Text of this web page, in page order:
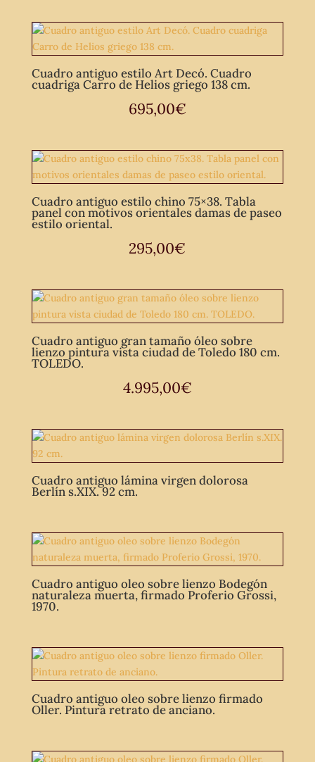
Cuadro antiguo estilo Art Decó. Cuadro
cuadriga Carro de Helios griego 138 cm.
695,00€
Cuadro antiguo estilo chino 75×38. Tabla
panel con motivos orientales damas de paseo
estilo oriental.
295,00€
Cuadro antiguo gran tamaño óleo sobre
lienzo pintura vista ciudad de Toledo 180 cm.
TOLEDO.
4.995,00€
Cuadro antiguo lámina virgen dolorosa
Berlín s.XIX. 92 cm.
Cuadro antiguo oleo sobre lienzo Bodegón
naturaleza muerta, firmado Proferio Grossi,
1970.
Cuadro antiguo oleo sobre lienzo firmado
Oller. Pintura retrato de anciano.